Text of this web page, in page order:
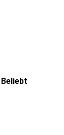
Beliebt